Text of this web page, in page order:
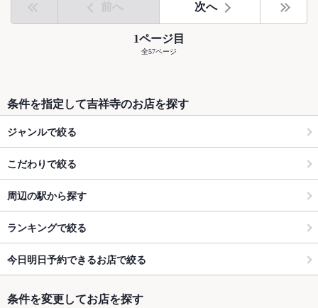
前へ 次へ
1ページ目
全57ページ
条件を指定して吉祥寺のお店を探す
ジャンルで絞る
こだわりで絞る
周辺の駅から探す
ランキングで絞る
今日明日予約できるお店で絞る
条件を変更してお店を探す